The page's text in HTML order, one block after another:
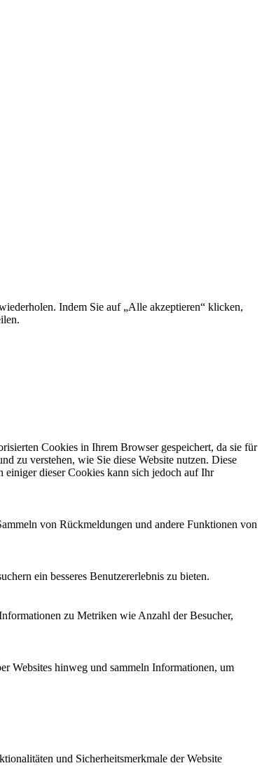
Indem Sie auf „Alle akzeptieren“ klicken,
Cookies in Ihrem Browser gespeichert, da sie für
zu verstehen, wie Sie diese Website nutzen. Diese
dieser Cookies kann sich jedoch auf Ihr
von Rückmeldungen und andere Funktionen von
ein besseres Benutzererlebnis zu bieten.
zu Metriken wie Anzahl der Besucher,
Websites hinweg und sammeln Informationen, um
und Sicherheitsmerkmale der Website